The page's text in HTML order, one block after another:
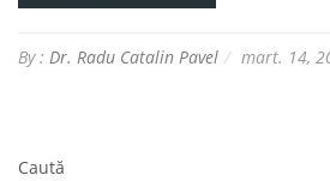
By : Dr. Radu Catalin Pavel mart. 14,
Caută